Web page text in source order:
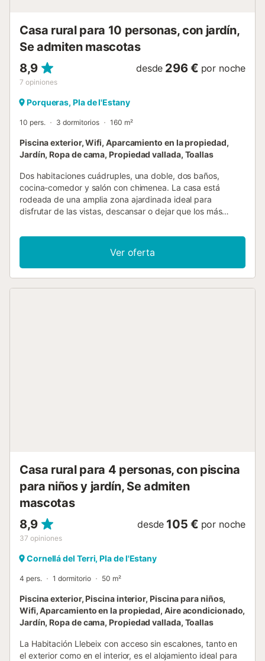
Casa rural para 10 personas, con jardín,
Se admiten mascotas
8,9
7 opiniones
desde 296 € por noche
Porqueras, Pla de l'Estany
10 pers. 3 dormitorios 160 m²
Piscina exterior, Wifi, Aparcamiento en la propiedad,
Jardín, Ropa de cama, Propiedad vallada, Toallas
Dos habitaciones cuádruples, una doble, dos baños,
cocina-comedor y salón con chimenea. La casa está
rodeada de una amplia zona ajardinada ideal para
disfrutar de las vistas, descansar o dejar que los más
disponibles para el disfrute de todos, haciendo que su
estancia sea inolvidable. Además, dispone de sala de
juegos, billar, futbolín, ping-pong, sala de música, juegos
para los más pequeños y sala de lavadora. A pocos metros
Ver oferta
Casa rural para 4 personas, con piscina
para niños y jardín, Se admiten
mascotas
8,9
37 opiniones
desde 105 € por noche
Cornellá del Terri, Pla de l'Estany
4 pers. 1 dormitorio 50 m²
Piscina exterior, Piscina interior, Piscina para niños,
Wifi, Aparcamiento en la propiedad, Aire acondicionado,
Jardín, Ropa de cama, Propiedad vallada, Toallas
La Habitación Llebeix con acceso sin escalones, tanto en
el exterior como en el interior, es el alojamiento ideal para